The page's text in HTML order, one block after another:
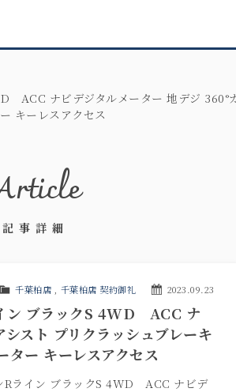
ACC ナビデジタルメーター 地デジ 360°
キーレスアクセス
記事詳細
2023.09.23
千葉柏店 千葉柏店 契約御礼
ン ブラックS 4WD ACC ナ
スト プリクラッシュブレーキ
ター キーレスアクセス
Rライン ブラックS 4WD ACC ナビデ